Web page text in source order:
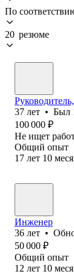
По
20 резюме
37 лет • Был
100 000 ₽
Не ищет
Общий опыт
17 лет 10
Инженер
36 лет •
50 000 ₽
Общий опыт
12 лет 10